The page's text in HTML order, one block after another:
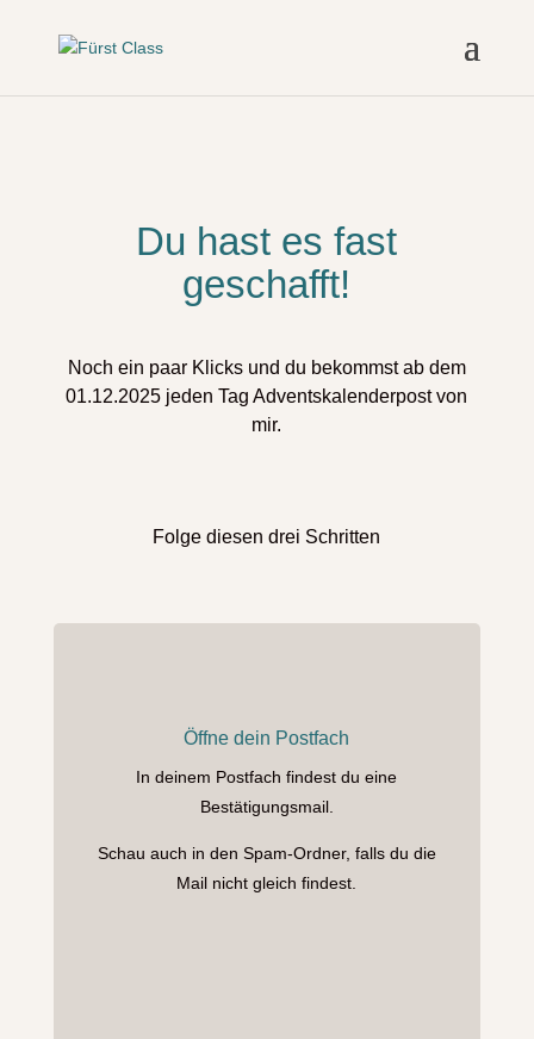
Du hast es fast
geschafft!
Noch ein paar Klicks und du bekommst ab dem
01.12.2025 jeden Tag Adventskalenderpost von
mir.
Folge diesen drei Schritten
Öffne dein Postfach
In deinem Postfach findest du eine
Bestätigungsmail.
Schau auch in den Spam-Ordner, falls du die
Mail nicht gleich findest.